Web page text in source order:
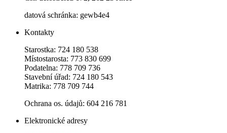
datová schránka: gewb4e4
Kontakty
Starostka: 724 180 538
Místostarosta: 773 830 699
Podatelna: 778 709 736
Stavební úřad: 724 180 543
Matrika: 778 709 744
Ochrana os. údajů: 604 216 781
Elektronické adresy